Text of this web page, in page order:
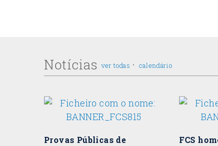
Notícias ver todas · calendário
Provas Públicas de
FCS